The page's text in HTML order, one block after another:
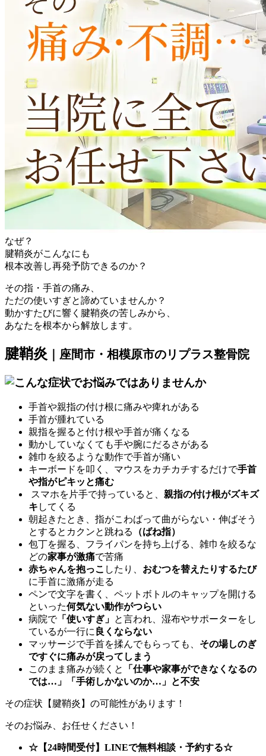
なぜ？
腱鞘炎がこんなにも
根本改善し再発予防できるのか？
その指・手首の痛み、
ただの使いすぎと諦めていませんか？
動かすたびに響く 腱鞘炎の苦しみから、
あなたを根本から解放します。
腱鞘炎 ｜座間市・相模原市のリプラス整骨院
手首や親指の付け根に痛みや痺れがある
手首が腫れている
親指を握ると付け根や手首が痛くなる
動かしていなくても手や腕にだるさがある
雑巾を絞るような動作で手首が痛い
キーボードを叩く、マウスをカチカチするだけで手首
や指がピキッと痛む
スマホを片手で持っていると、 親指の付け根がズキズ
キ してくる
朝起きたとき、指がこわばって曲がらない・伸ばそう
とするとカクンと跳ねる
（ばね指）
包丁を握る、フライパンを持ち上げる、雑巾を絞るな
どの家事が激痛で苦痛
赤ちゃんを抱っこ したり、 おむつを替えたりするたび
に手首に激痛が走る
ペンで文字を書く、ペットボトルのキャップを開ける
といった何気ない動作がつらい
病院で「使いすぎ」 と言われ、湿布やサポーターをし
ているが一行に 良くならない
マッサージで手首を揉んでもらっても、 その場しのぎ
ですぐに痛みが戻ってしまう
このまま痛みが続くと
「仕事や家事ができなくなるの
では…」「手術しかないのか…」と不安
その症状【腱鞘炎】の可能性があります！
そのお悩み、お任せください！
☆【24時間受付】LINEで無料相談・予約する☆